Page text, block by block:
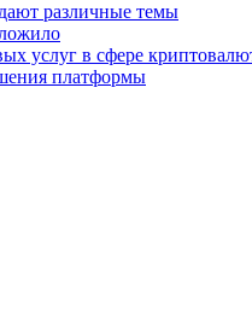
различные темы
услуг в сфере
платформы